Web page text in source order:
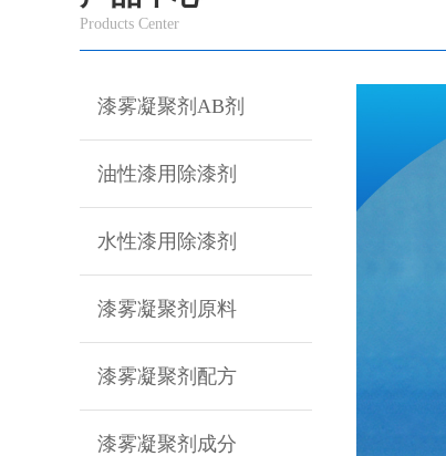
Products Center
漆雾凝聚剂AB剂
油性漆用除漆剂
水性漆用除漆剂
漆雾凝聚剂原料
漆雾凝聚剂配方
漆雾凝聚剂成分